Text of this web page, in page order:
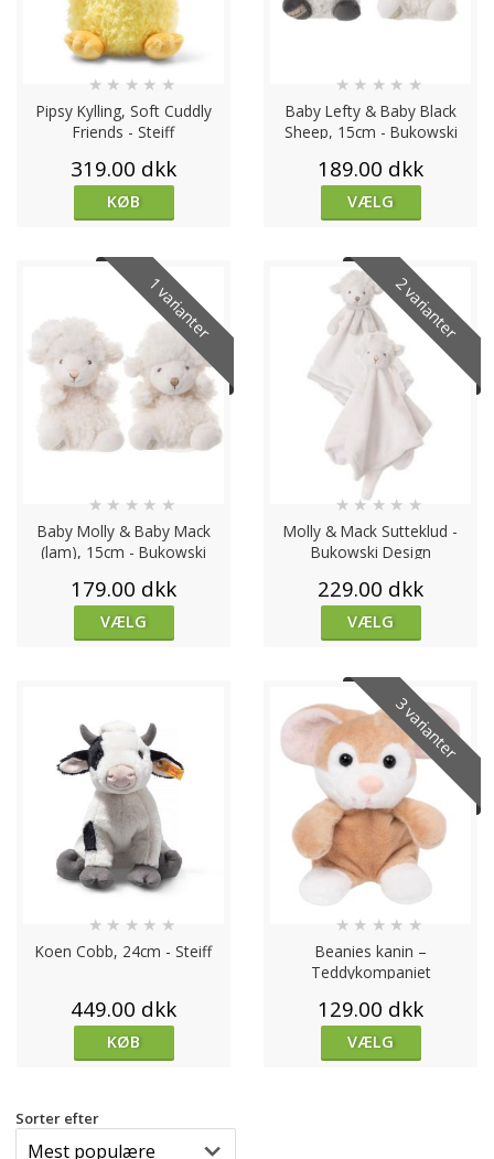
Pipsy Kylling, Soft Cuddly
Friends - Steiff
★ ★ ★ ★ ★
319.00 dkk
KØB
Baby Lefty & Baby Black
Sheep, 15cm - Bukowski
★ ★ ★ ★ ★
189.00 dkk
VÆLG
1 varianter
Baby Molly & Baby Mack
(lam), 15cm - Bukowski
★ ★ ★ ★ ★
179.00 dkk
VÆLG
2 varianter
Molly & Mack Sutteklud -
Bukowski Design
★ ★★ ★ ★
229.00 dkk
VÆLG
Koen Cobb, 24cm - Steiff
★ ★ ★ ★ ★
449.00 dkk
KØB
3 varianter
Beanies kanin –
Teddykompaniet
★ ★ ★ ★ ★
129.00 dkk
VÆLG
Sorter efter